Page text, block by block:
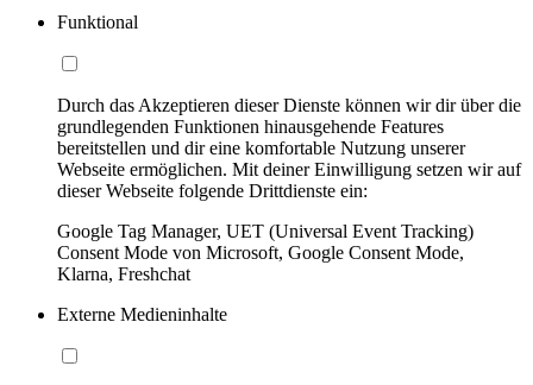
Funktional
Durch das Akzeptieren dieser Dienste können wir dir über die
grundlegenden Funktionen hinausgehende Features
bereitstellen und dir eine komfortable Nutzung unserer
Webseite ermöglichen. Mit deiner Einwilligung setzen wir auf
dieser Webseite folgende Drittdienste ein:
Google Tag Manager, UET (Universal Event Tracking)
Consent Mode von Microsoft, Google Consent Mode,
Klarna, Freshchat
Externe Medieninhalte